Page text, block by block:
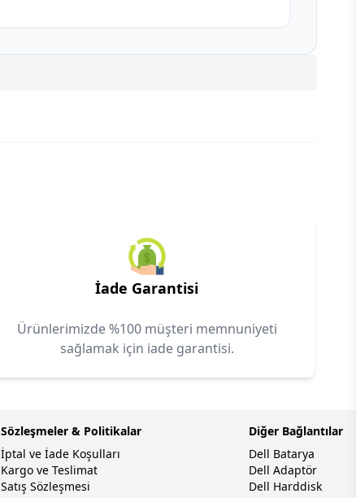
İade Garantisi
Ürünlerimizde %100 müşteri memnuniyeti
sağlamak için iade garantisi.
Sözleşmeler & Politikalar
İptal ve İade Koşulları
Kargo ve Teslimat
Satış Sözleşmesi
Diğer Bağlantılar
Dell Batarya
Dell Adaptör
Dell Harddisk